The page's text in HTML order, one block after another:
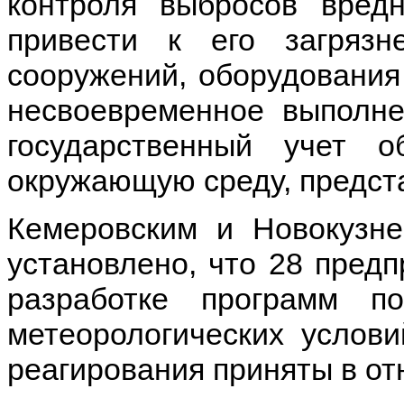
привести к его
сооружений,
несвоевременное
государственный учет
окружающую среду,
Кемеровским и
установлено, что 28
разработке программ
метеорологических
реагирования приняты в